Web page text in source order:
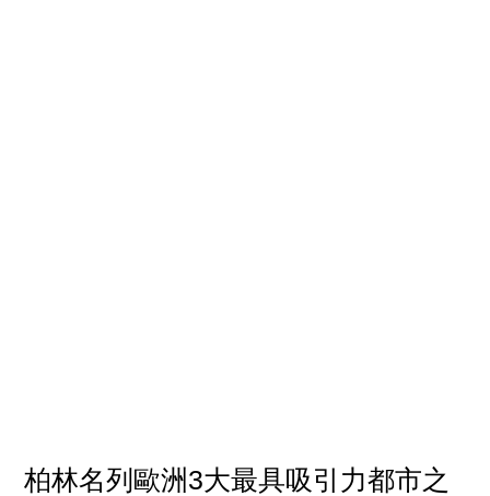
柏林名列歐洲3大最具吸引力都市之